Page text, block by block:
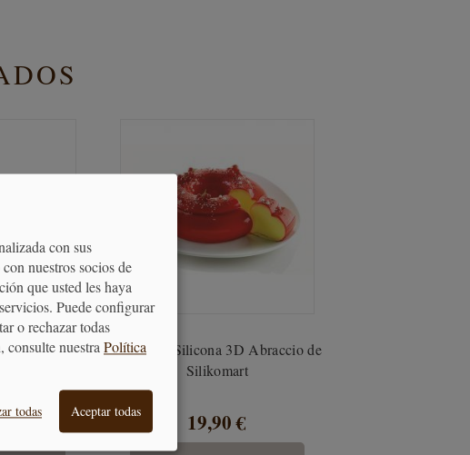
Pillow de
Molde de Silicona 3D Abraccio de
Silikomart
19,90 €
con sus
nuestros socios de
que usted les haya
Puede configurar
o rechazar todas
consulte nuestra Política
todas Aceptar todas